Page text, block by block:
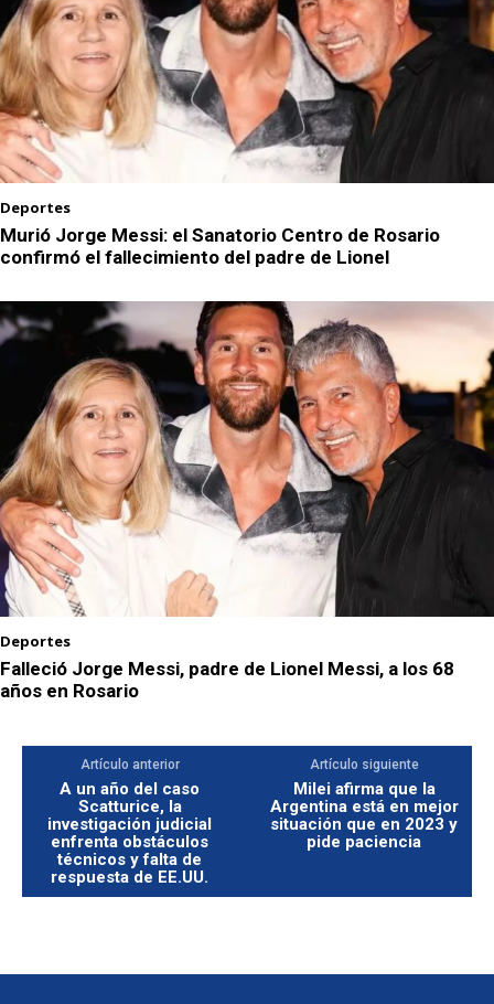
Deportes
Murió Jorge Messi: el Sanatorio Centro de Rosario
confirmó el fallecimiento del padre de Lionel
Deportes
Falleció Jorge Messi, padre de Lionel Messi, a los 68
años en Rosario
Artículo anterior
A un año del caso
Scatturice, la
investigación judicial
enfrenta obstáculos
técnicos y falta de
respuesta de EE.UU.
Artículo siguiente
Milei afirma que la
Argentina está en mejor
situación que en 2023 y
pide paciencia